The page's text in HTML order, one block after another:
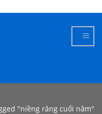
"niềng răng cuối năm"